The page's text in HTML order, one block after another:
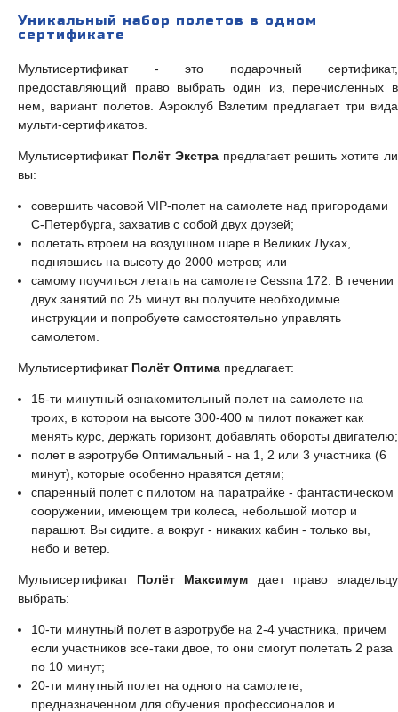
Уникальный набор полетов в одном
сертификате
Мультисертификат - это подарочный сертификат,
предоставляющий право выбрать один из, перечисленных в
нем, вариант полетов. Аэроклуб Взлетим предлагает три вида
мульти-сертификатов.
Мультисертификат Полёт Экстра предлагает решить хотите ли
вы:
совершить часовой VIP-полет на самолете над пригородами
С-Петербурга, захватив с собой двух друзей;
полетать втроем на воздушном шаре в Великих Луках,
поднявшись на высоту до 2000 метров; или
самому поучиться летать на самолете Cessna 172. В течении
двух занятий по 25 минут вы получите необходимые
инструкции и попробуете самостоятельно управлять
самолетом.
Мультисертификат Полёт Оптима предлагает:
15-ти минутный ознакомительный полет на самолете на
троих, в котором на высоте 300-400 м пилот покажет как
менять курс, держать горизонт, добавлять обороты двигателю;
полет в аэротрубе Оптимальный - на 1, 2 или 3 участника (6
минут), которые особенно нравятся детям;
спаренный полет с пилотом на паратрайке - фантастическом
сооружении, имеющем три колеса, небольшой мотор и
парашют. Вы сидите. а вокруг - никаких кабин - только вы,
небо и ветер.
Мультисертификат Полёт Максимум дает право владельцу
выбрать:
10-ти минутный полет в аэротрубе на 2-4 участника, причем
если участников все-таки двое, то они смогут полетать 2 раза
по 10 минут;
20-ти минутный полет на одного на самолете,
предназначенном для обучения профессионалов и